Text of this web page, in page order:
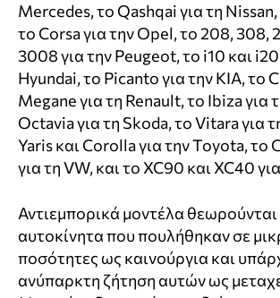
Mercedes, το Qashqai για τη
το Corsa για την Opel, το 208, 308,
3008 για την Peugeot, το i10 και i20
Hyundai, το Picanto για την KIA, το
Megane για τη Renault, το Ibiza για
Octavia για τη Skoda, το Vitara για
Yaris και Corolla για την Toyota, το
για τη VW, και το XC90 και XC40
Αντιεμπορικά μοντέλα θεωρούνται
αυτοκίνητα που πουλήθηκαν σε
ποσότητες ως καινούργια και
ανύπαρκτη ζήτηση αυτών ως